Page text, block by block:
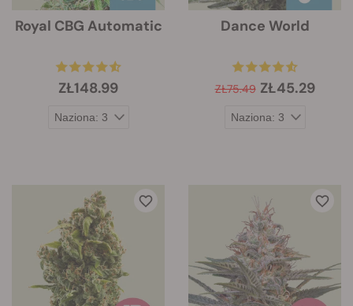
Royal CBG Automatic
ZŁ148.99
Dance World
ZŁ75.49 ZŁ45.29